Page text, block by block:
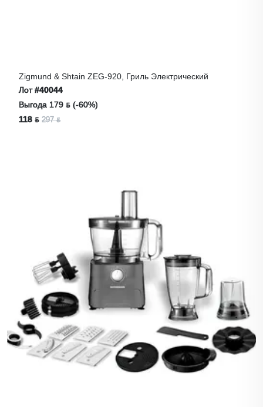
Zigmund & Shtain ZEG-920, Гриль Электрический
Лот#40044
Выгода 179 ƃ (-60%)
118 ƃ 297 ƃ